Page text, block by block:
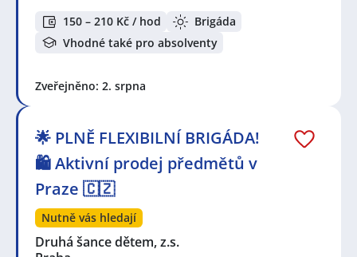
150 – 210 Kč / hod
Brigáda
Vhodné také pro absolventy
Zveřejněno: 2. srpna
🌟 PLNĚ FLEXIBILNÍ BRIGÁDA!
🛍️ Aktivní prodej předmětů v
Praze 🇨🇿
Nutně vás hledají
Druhá šance dětem, z.s.